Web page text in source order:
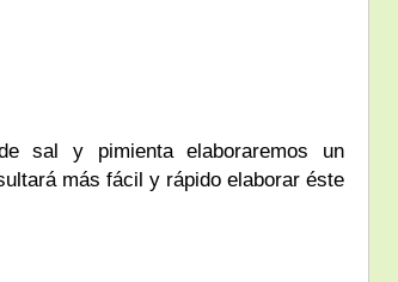
sal y pimienta elaboraremos un
más fácil y rápido elaborar éste